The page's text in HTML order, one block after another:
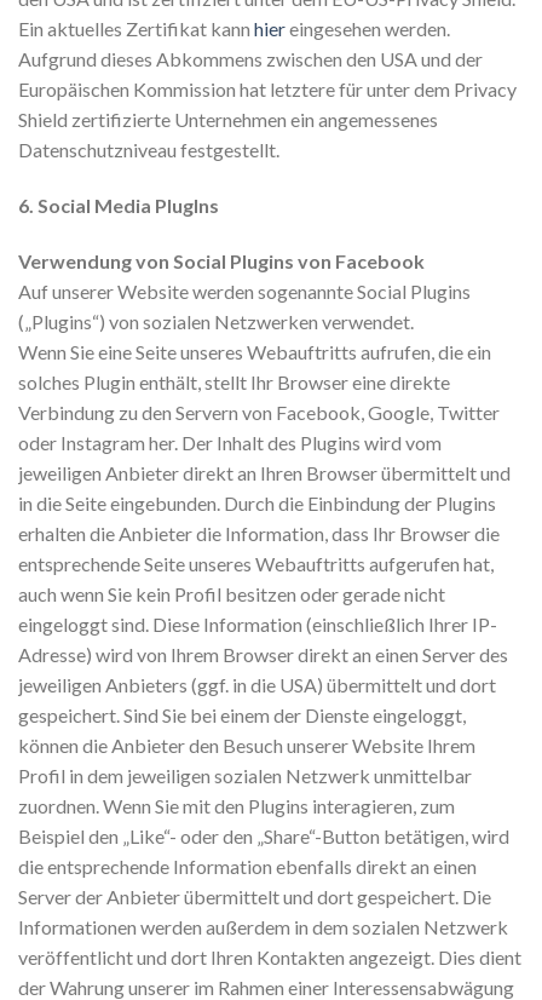
Ein aktuelles Zertifikat kann hiereingesehen werden.
Aufgrund dieses Abkommens zwischen den USA und der
Europäischen Kommission hat letztere für unter dem Privacy
Shield zertifizierte Unternehmen ein angemessenes
Datenschutzniveau festgestellt.
6. Social Media PlugIns
Verwendung von Social Plugins von Facebook
Auf unserer Website werden sogenannte Social Plugins
(„Plugins“) von sozialen Netzwerken verwendet.
Wenn Sie eine Seite unseres Webauftritts aufrufen, die ein
solches Plugin enthält, stellt Ihr Browser eine direkte
Verbindung zu den Servern von Facebook, Google, Twitter
oder Instagram her. Der Inhalt des Plugins wird vom
jeweiligen Anbieter direkt an Ihren Browser übermittelt und
in die Seite eingebunden. Durch die Einbindung der Plugins
erhalten die Anbieter die Information, dass Ihr Browser die
entsprechende Seite unseres Webauftritts aufgerufen hat,
auch wenn Sie kein Profil besitzen oder gerade nicht
eingeloggt sind. Diese Information (einschließlich Ihrer IP-
Adresse) wird von Ihrem Browser direkt an einen Server des
jeweiligen Anbieters (ggf. in die USA) übermittelt und dort
gespeichert. Sind Sie bei einem der Dienste eingeloggt,
können die Anbieter den Besuch unserer Website Ihrem
Profil in dem jeweiligen sozialen Netzwerk unmittelbar
zuordnen. Wenn Sie mit den Plugins interagieren, zum
Beispiel den „Like“- oder den „Share“-Button betätigen, wird
die entsprechende Information ebenfalls direkt an einen
Server der Anbieter übermittelt und dort gespeichert. Die
Informationen werden außerdem in dem sozialen Netzwerk
veröffentlicht und dort Ihren Kontakten angezeigt. Dies dient
der Wahrung unserer im Rahmen einer Interessensabwägung